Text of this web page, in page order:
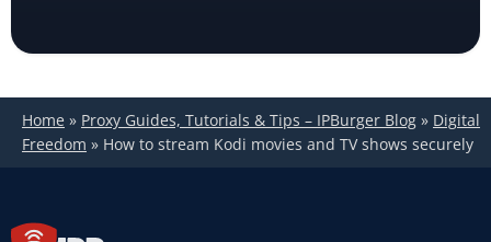
Home » Proxy Guides, Tutorials & Tips – IPBurger Blog » Digital
Freedom » How to stream Kodi movies and TV shows securely